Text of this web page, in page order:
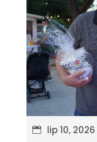
lip 10, 2026